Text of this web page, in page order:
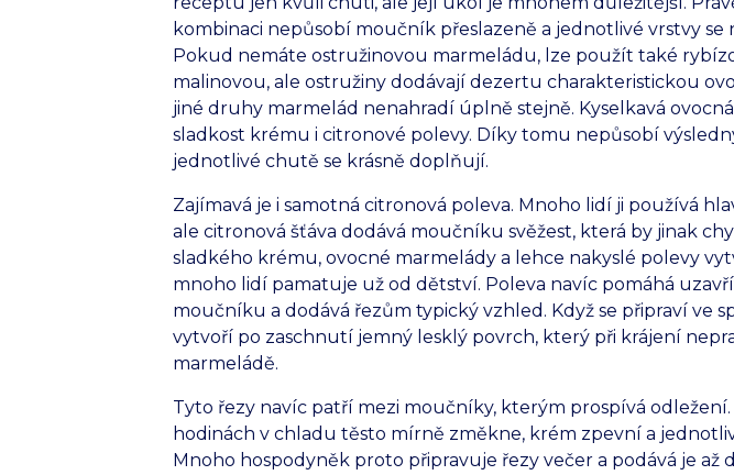
kombinaci nepůsobí moučník přeslazeně a jednotlivé vrstvy se
Pokud nemáte ostružinovou marmeládu, lze použít také
malinovou, ale ostružiny dodávají dezertu charakteristickou
jiné druhy marmelád nenahradí úplně stejně. Kyselkavá
sladkost krému i citronové polevy. Díky tomu nepůsobí
jednotlivé chutě se krásně doplňují.
Zajímavá je i samotná citronová poleva. Mnoho lidí ji používá
ale citronová šťáva dodává moučníku svěžest, která by jinak
sladkého krému, ovocné marmelády a lehce nakyslé polevy
mnoho lidí pamatuje už od dětství. Poleva navíc pomáhá
moučníku a dodává řezům typický vzhled. Když se připraví ve
vytvoří po zaschnutí jemný lesklý povrch, který při krájení
marmeládě.
Tyto řezy navíc patří mezi moučníky, kterým prospívá
hodinách v chladu těsto mírně změkne, krém zpevní a
Mnoho hospodyněk proto připravuje řezy večer a podává je až